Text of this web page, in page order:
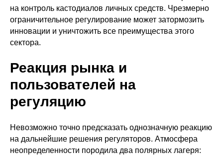
на контроль кастодиалов личных средств. Чрезмерно
ограничительное регулирование может затормозить
инновации и уничтожить все преимущества этого
сектора.
Реакция рынка и
пользователей на
регуляцию
Невозможно точно предсказать однозначную реакцию
на дальнейшие решения регуляторов. Атмосфера
неопределенности породила два полярных лагеря:
пошаговые действия,
необходимые дляувеличения
своего капитала до 300%!
Изучить материалы